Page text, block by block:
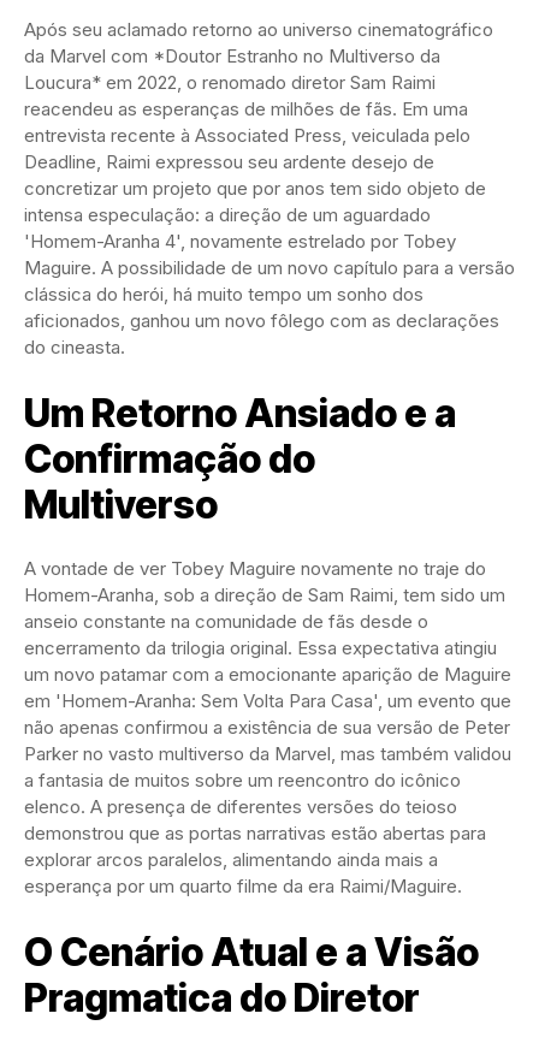
Após seu aclamado retorno ao universo cinematográfico
da Marvel com *Doutor Estranho no Multiverso da
Loucura* em 2022, o renomado diretor Sam Raimi
reacendeu as esperanças de milhões de fãs. Em uma
entrevista recente à Associated Press, veiculada pelo
Deadline, Raimi expressou seu ardente desejo de
concretizar um projeto que por anos tem sido objeto de
intensa especulação: a direção de um aguardado
'Homem-Aranha 4', novamente estrelado por Tobey
Maguire. A possibilidade de um novo capítulo para a versão
clássica do herói, há muito tempo um sonho dos
aficionados, ganhou um novo fôlego com as declarações
do cineasta.
Um Retorno Ansiado e a
Confirmação do
Multiverso
A vontade de ver Tobey Maguire novamente no traje do
Homem-Aranha, sob a direção de Sam Raimi, tem sido um
anseio constante na comunidade de fãs desde o
encerramento da trilogia original. Essa expectativa atingiu
um novo patamar com a emocionante aparição de Maguire
em 'Homem-Aranha: Sem Volta Para Casa', um evento que
não apenas confirmou a existência de sua versão de Peter
Parker no vasto multiverso da Marvel, mas também validou
a fantasia de muitos sobre um reencontro do icônico
elenco. A presença de diferentes versões do teioso
demonstrou que as portas narrativas estão abertas para
explorar arcos paralelos, alimentando ainda mais a
esperança por um quarto filme da era Raimi/Maguire.
O Cenário Atual e a Visão
Pragmatica do Diretor